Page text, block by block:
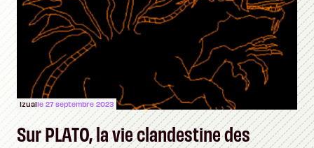
Izualle 27 septembre 2023
Sur PLATO, la vie clandestine des